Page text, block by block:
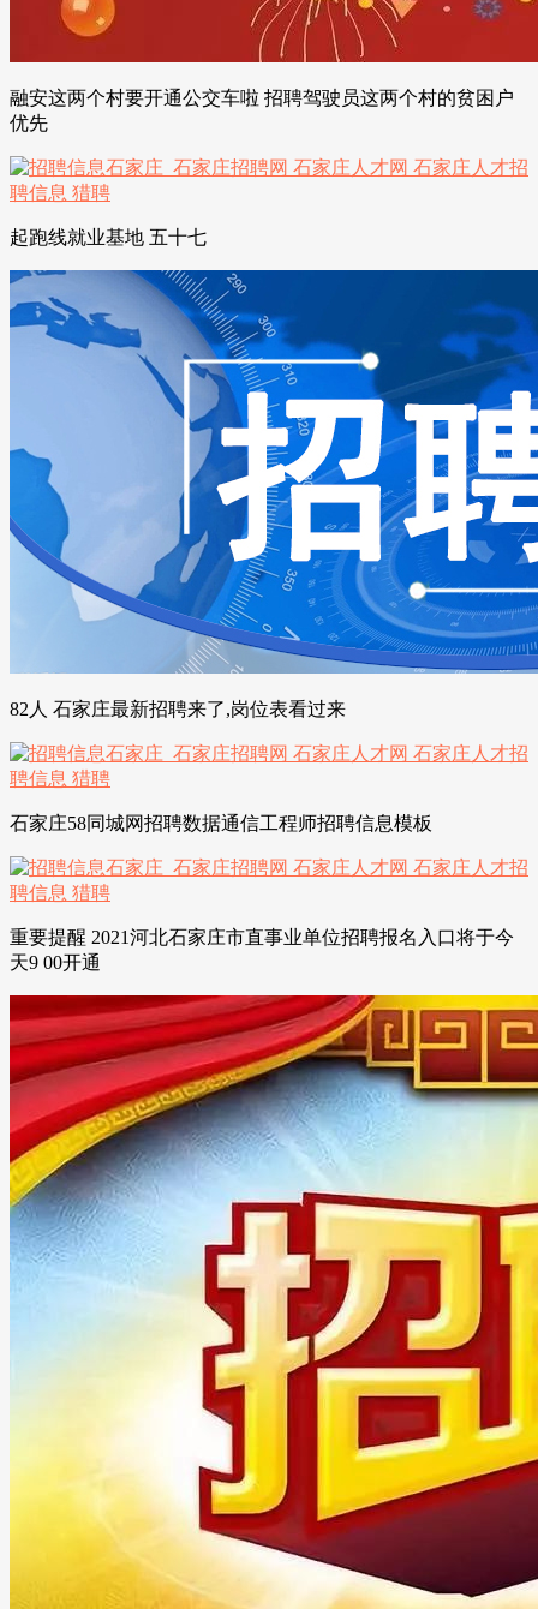
融安这两个村要开通公交车啦 招聘驾驶员这两个村的贫困户
优先
起跑线就业基地 五十七
82人 石家庄最新招聘来了,岗位表看过来
石家庄58同城网招聘数据通信工程师招聘信息模板
重要提醒 2021河北石家庄市直事业单位招聘报名入口将于今
天9 00开通